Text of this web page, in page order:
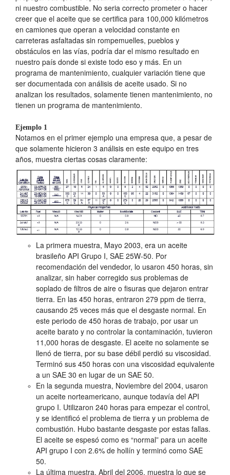
ni nuestro combustible. No seria correcto prometer o hacer
creer que el aceite que se certifica para 100,000 kilómetros
en camiones que operan a velocidad constante en
carreteras asfaltadas sin rompemuelles, pueblos y
obstáculos en las vías, podría dar el mismo resultado en
nuestro país donde si existe todo eso y más. En un
programa de mantenimiento, cualquier variación tiene que
ser documentada con análisis de aceite usado. Si no
analizan los resultados, solamente tienen mantenimiento, no
tienen un programa de mantenimiento.
Ejemplo 1
Notamos en el primer ejemplo una empresa que, a pesar de
que solamente hicieron 3 análisis en este equipo en tres
años, muestra ciertas cosas claramente:
La primera muestra, Mayo 2003, era un aceite
brasileño API Grupo I, SAE 25W-50. Por
recomendación del vendedor, lo usaron 450 horas, sin
analizar, sin haber corregido sus problemas de
soplado de filtros de aire o fisuras que dejaron entrar
tierra. En las 450 horas, entraron 279 ppm de tierra,
causando 25 veces más que el desgaste normal. En
este periodo de 450 horas de trabajo, por usar un
aceite barato y no controlar la contaminación, tuvieron
11,000 horas de desgaste. El aceite no solamente se
llenó de tierra, por su base débil perdió su viscosidad.
Terminó sus 450 horas con una viscosidad equivalente
a un SAE 30 en lugar de un SAE 50.
En la segunda muestra, Noviembre del 2004, usaron
un aceite norteamericano, aunque todavía del API
grupo I. Utilizaron 240 horas para empezar el control,
y se identificó el problema de tierra y un problema de
combustión. Hubo bastante desgaste por estas fallas.
El aceite se espesó como es “normal” para un aceite
API grupo I con 2.6% de hollín y terminó como SAE
50.
La última muestra, Abril del 2006, muestra lo que se